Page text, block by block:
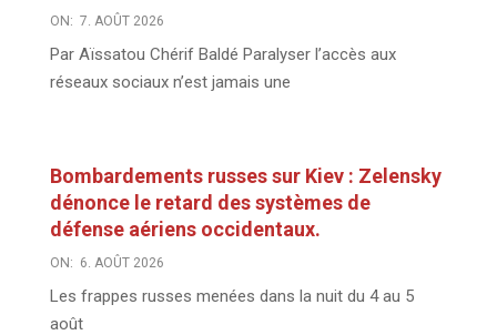
ON: 7. AOÛT 2026
Par Aïssatou Chérif Baldé Paralyser l’accès aux
réseaux sociaux n’est jamais une
Bombardements russes sur Kiev : Zelensky
dénonce le retard des systèmes de
défense aériens occidentaux.
ON: 6. AOÛT 2026
Les frappes russes menées dans la nuit du 4 au 5
août